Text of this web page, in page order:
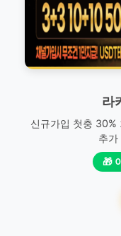
라
신규가입 첫충 30%
추가
🎁